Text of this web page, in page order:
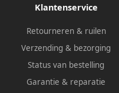
Klantenservice
Retourneren & ruilen
Verzending & bezorging
Status van bestelling
Garantie & reparatie